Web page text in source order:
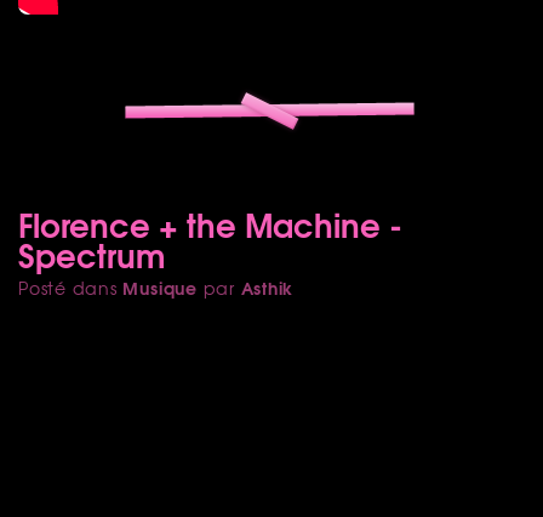
Florence + the Machine -
Spectrum
Posté dans Musique par Asthik